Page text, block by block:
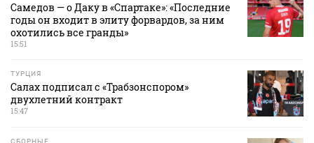
Самедов — о Даку в «Спартаке»: «Последние
годы он входит в элиту форвардов, за ним
охотились все гранды»
15:51
ТУРЦИЯ
Салах подписал с «Трабзонспором»
двухлетний контракт
15:47
СБОРНЫЕ